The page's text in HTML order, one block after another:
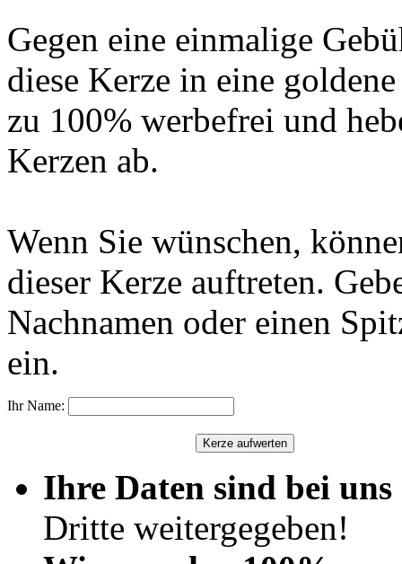
Gegen eine einmalige
diese Kerze in eine
zu 100% werbefrei und
Kerzen ab.
Wenn Sie wünschen,
dieser Kerze auftreten.
Nachnamen oder einen
ein.
Ihr Name:
Ihre Daten sind bei uns
Dritte weitergegeben!